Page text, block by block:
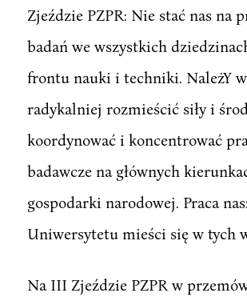
Zjeździe PZPR: Nie stać nas na
badań we wszystkich
frontu nauki i techniki. NależY
radykalniej rozmieścić siły i
koordynować i koncentrować
badawcze na głównych
gospodarki narodowej. Praca
Uniwersytetu mieści się w tych
Na III Zjeździe PZPR w